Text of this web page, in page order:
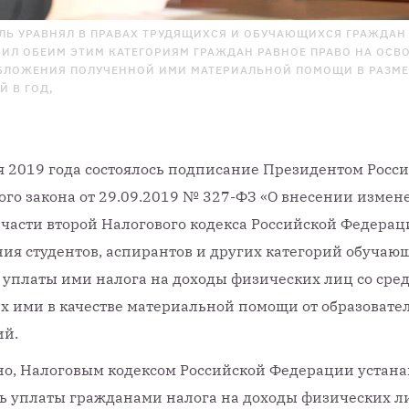
УРАВНЯЛ В ПРАВАХ ТРУДЯЩИХСЯ И ОБУЧАЮЩИХСЯ ГРАЖДАН
ОБЕИМ ЭТИМ КАТЕГОРИЯМ ГРАЖДАН РАВНОЕ ПРАВО НА
ПОЛУЧЕННОЙ ИМИ МАТЕРИАЛЬНОЙ ПОМОЩИ В
В ГОД,
2019 года состоялось подписание Президентом
закона от 29.09.2019 № 327-ФЗ «О внесении
второй Налогового кодекса Российской
студентов, аспирантов и других категорий
ими налога на доходы физических лиц со
ими в качестве материальной помощи от
Налоговым кодексом Российской Федерации
уплаты гражданами налога на доходы физических